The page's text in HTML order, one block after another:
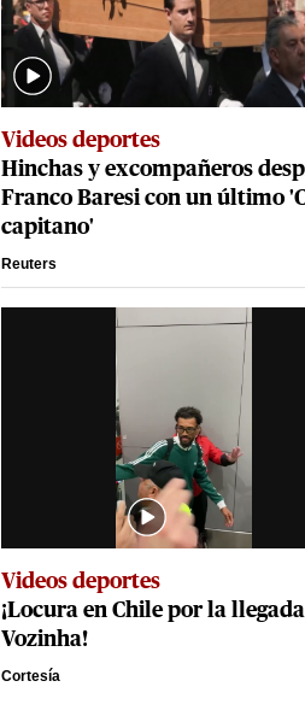
Videos deportes
Hinchas y excompañeros
Franco Baresi con un último
capitano'
Reuters
Videos deportes
¡Locura en Chile por la
Vozinha!
Cortesía